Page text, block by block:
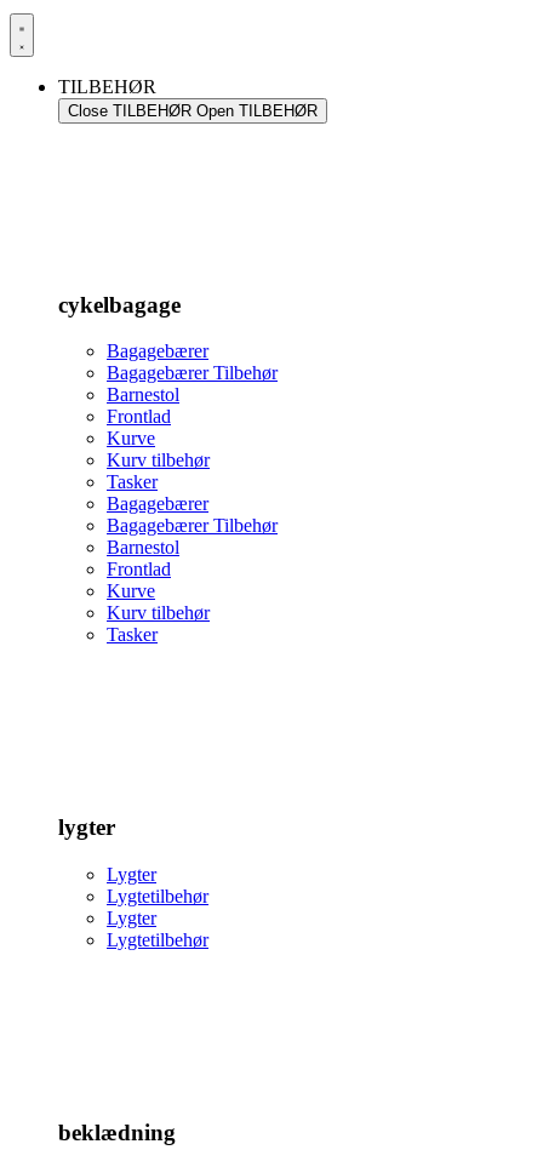
TILBEHØR
Close TILBEHØR Open TILBEHØR
cykelbagage
Bagagebærer
Bagagebærer Tilbehør
Barnestol
Frontlad
Kurve
Kurv tilbehør
Tasker
Bagagebærer
Bagagebærer Tilbehør
Barnestol
Frontlad
Kurve
Kurv tilbehør
Tasker
lygter
Lygter
Lygtetilbehør
Lygter
Lygtetilbehør
beklædning